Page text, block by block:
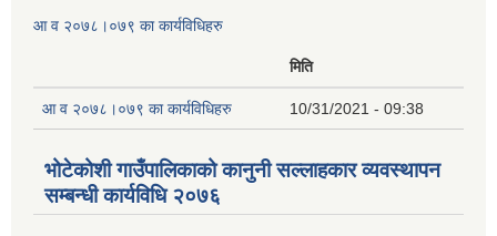
आ व २०७८।०७९ का कार्यविधिहरु
मिति
आ व २०७८।०७९ का कार्यविधिहरु 10/31/2021 - 09:38
भोटेकोशी गाउँपालिकाको कानुनी सल्लाहकार व्यवस्थापन
सम्बन्धी कार्यविधि २०७६